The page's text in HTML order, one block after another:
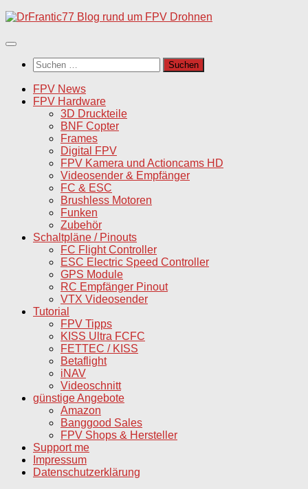
Unter
Inhalt
Suchen
nach:
FPV News
FPV Hardware
3D Druckteile
BNF Copter
Frames
Digital FPV
FPV Kamera und Actioncams HD
Videosender & Empfänger
FC & ESC
Brushless Motoren
Funken
Zubehör
Schaltpläne / Pinouts
FC Flight Controller
ESC Electric Speed Controller
GPS Module
RC Empfänger Pinout
VTX Videosender
Tutorial
FPV Tipps
KISS Ultra FCFC
FETTEC / KISS
Betaflight
iNAV
Videoschnitt
günstige Angebote
Amazon
Banggood Sales
FPV Shops & Hersteller
Support me
Impressum
Datenschutzerklärung